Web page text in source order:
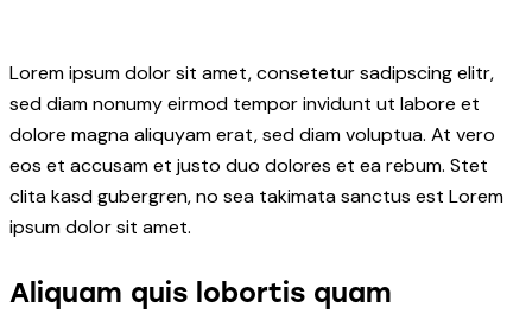
Lorem ipsum dolor sit amet, consetetur sadipscing elitr,
sed diam nonumy eirmod tempor invidunt ut labore et
dolore magna aliquyam erat, sed diam voluptua. At vero
eos et accusam et justo duo dolores et ea rebum. Stet
clita kasd gubergren, no sea takimata sanctus est Lorem
ipsum dolor sit amet.
Aliquam quis lobortis quam